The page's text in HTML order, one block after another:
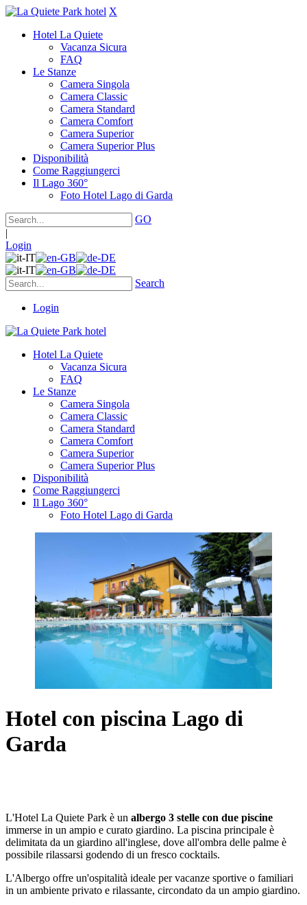
X
Hotel La Quiete
Vacanza Sicura
FAQ
Le Stanze
Camera Singola
Camera Classic
Camera Standard
Camera Comfort
Camera Superior
Camera Superior Plus
Disponibilità
Come Raggiungerci
Il Lago 360°
Foto Hotel Lago di Garda
GO
|
Login
Search
Login
Hotel La Quiete
Vacanza Sicura
FAQ
Le Stanze
Camera Singola
Camera Classic
Camera Standard
Camera Comfort
Camera Superior
Camera Superior Plus
Disponibilità
Come Raggiungerci
Il Lago 360°
Foto Hotel Lago di Garda
Hotel con piscina Lago di
Garda
L'Hotel La Quiete Park è un albergo 3 stelle con due piscine
immerse in un ampio e curato giardino. La piscina principale è
delimitata da un giardino all'inglese, dove all'ombra delle palme è
possibile rilassarsi godendo di un fresco cocktails.
L'Albergo offre un'ospitalità ideale per vacanze sportive o familiari
in un ambiente privato e rilassante, circondato da un ampio giardino.